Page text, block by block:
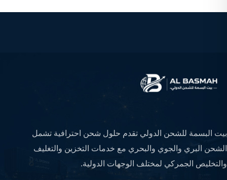
بيت البسمة للشحن الدولي تقدم حلول شحن احترافية تشمل
الشحن البري والجوي والبحري مع خدمات التخزين والتغليف
والتخليص الجمركي لمختلف الوجهات الدولية.